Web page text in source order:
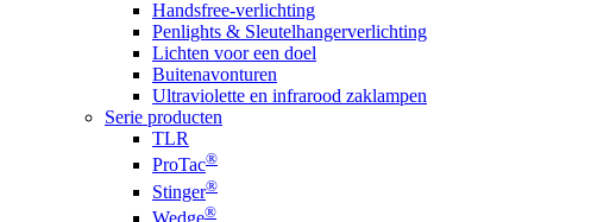
Handsfree-verlichting
Penlights & Sleutelhangerverlichting
Lichten voor een doel
Buitenavonturen
Ultraviolette en infrarood zaklampen
Serie producten
TLR
ProTac®
Stinger®
Wedge®